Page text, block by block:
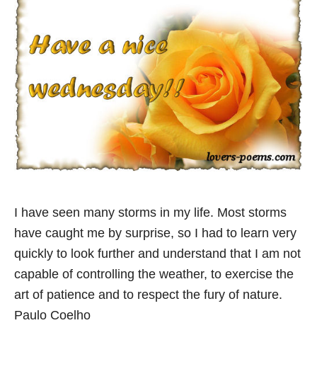
I have seen many storms in my life. Most storms
have caught me by surprise, so I had to learn very
quickly to look further and understand that I am not
capable of controlling the weather, to exercise the
art of patience and to respect the fury of nature.
Paulo Coelho